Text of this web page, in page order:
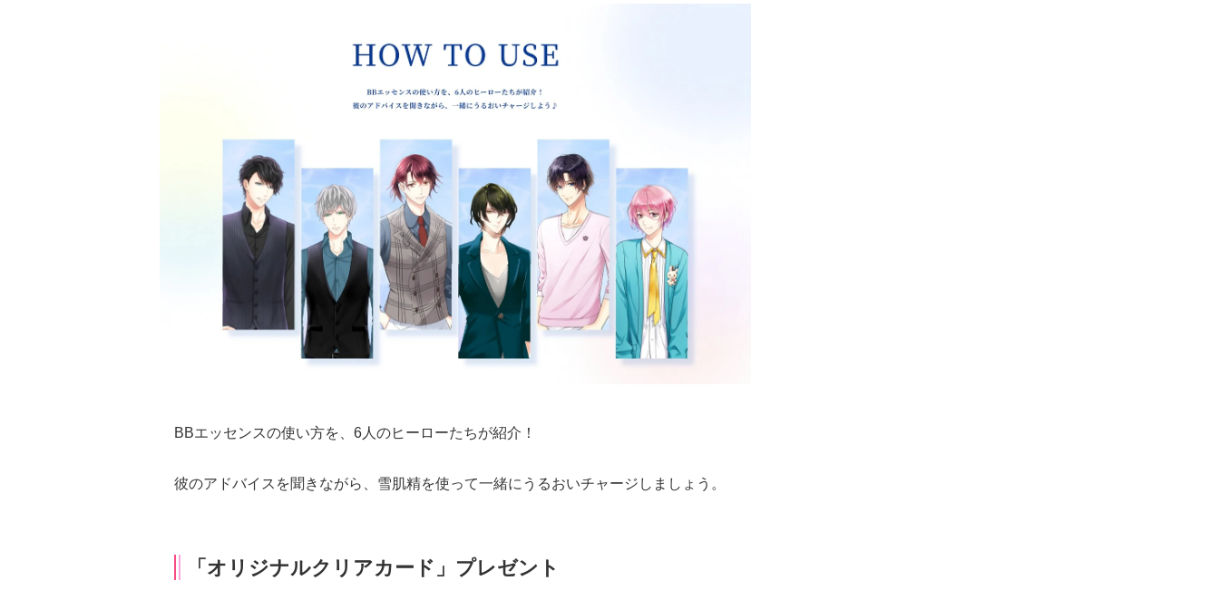
BBエッセンスの使い方を、6人のヒーローたちが紹介！
彼のアドバイスを聞きながら、雪肌精を使って一緒にうるおいチャージしましょう。
「オリジナルクリアカード」プレゼント